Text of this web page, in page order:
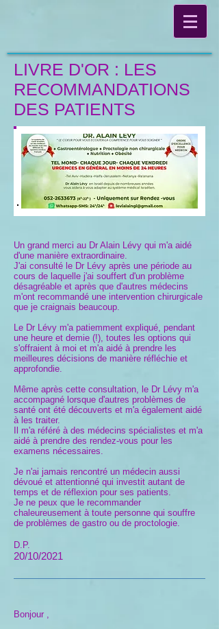
LIVRE D'OR : LES
RECOMMANDATIONS
DES PATIENTS
Un grand merci au Dr Alain Lévy qui m'a aidé
d'une manière extraordinaire.
J'ai consulté le Dr Lévy après une période au
cours de laquelle j'ai souffert d'un problème
désagréable et après que d'autres médecins
m'ont recommandé une intervention chirurgicale
que je craignais beaucoup.
Le Dr Lévy m'a patiemment expliqué, pendant
une heure et demie (!), toutes les options qui
s'offraient à moi et m'a aidé à prendre les
meilleures décisions de manière réfléchie et
approfondie.
Même après cette consultation, le Dr Lévy m'a
accompagné lorsque d'autres problèmes de
santé ont été découverts et m'a également aidé
à les traiter.
Il m'a référé à des médecins spécialistes et m'a
aidé à prendre des rendez-vous pour les
examens nécessaires.
Je n'ai jamais rencontré un médecin aussi
dévoué et attentionné qui investit autant de
temps et de réflexion pour ses patients.
Je ne peux que le recommander
chaleureusement à toute personne qui souffre
de problèmes de gastro ou de proctologie.
D.P.
20/10/2021
Bonjour ,